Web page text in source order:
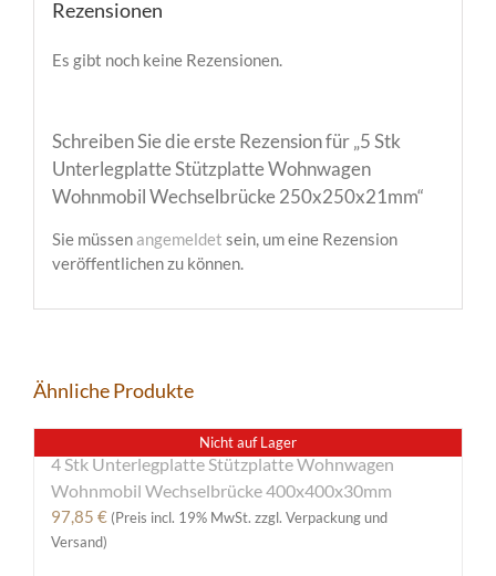
Rezensionen
Es gibt noch keine Rezensionen.
Schreiben Sie die erste Rezension für „5 Stk
Unterlegplatte Stützplatte Wohnwagen
Wohnmobil Wechselbrücke 250x250x21mm“
Sie müssen angemeldet sein, um eine Rezension
veröffentlichen zu können.
Ähnliche Produkte
Nicht auf Lager
4 Stk Unterlegplatte Stützplatte Wohnwagen
Wohnmobil Wechselbrücke 400x400x30mm
97,85 € (Preis incl. 19% MwSt. zzgl. Verpackung und
Versand)